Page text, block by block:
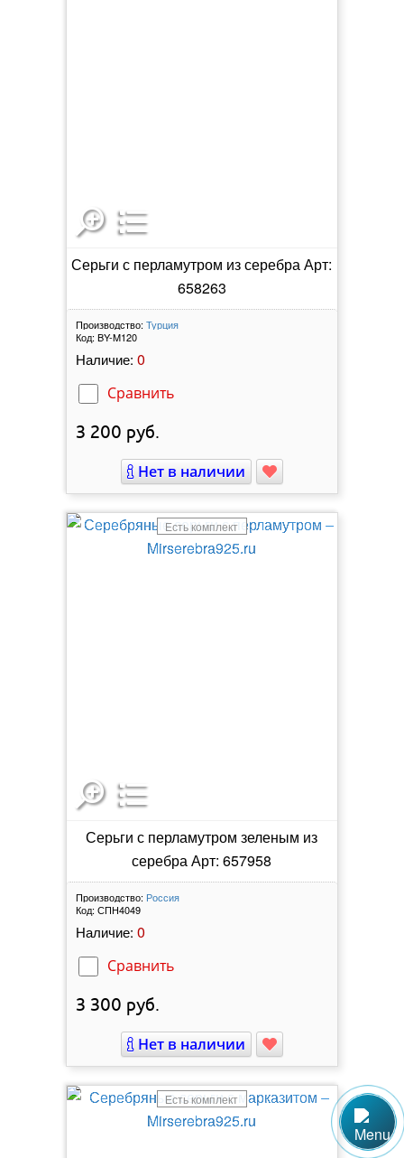
Серьги с перламутром из серебра Арт:
658263
Производство: Турция
Код: BY-M120
Наличие: 0
Сравнить
3 200 руб.
Нет в наличии
Есть комплект
Серьги с перламутром зеленым из
серебра Арт: 657958
Производство: Россия
Код: СПН4049
Наличие: 0
Сравнить
3 300 руб.
Нет в наличии
Есть комплект